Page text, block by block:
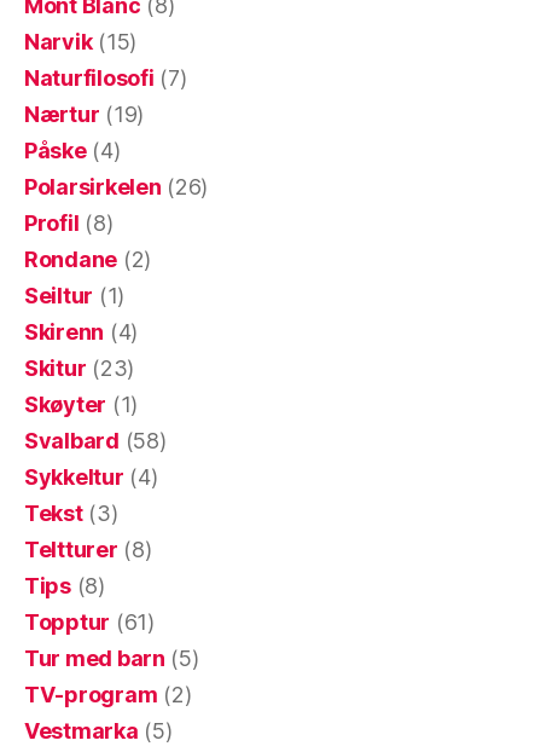
Mont Blanc (8)
Narvik(15)
Naturfilosofi (7)
Nærtur (19)
Påske(4)
Polarsirkelen (26)
Profil (8)
Rondane (2)
Seiltur (1)
Skirenn (4)
Skitur (23)
Skøyter (1)
Svalbard (58)
Sykkeltur (4)
Tekst(3)
Teltturer (8)
Tips(8)
Topptur (61)
Tur med barn (5)
TV-program (2)
Vestmarka (5)